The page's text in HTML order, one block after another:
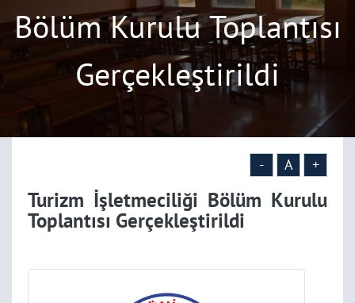
Bölüm Kurulu Toplantısı
Gerçekleştirildi
- A +
Turizm İşletmeciliği Bölüm Kurulu
Toplantısı Gerçekleştirildi